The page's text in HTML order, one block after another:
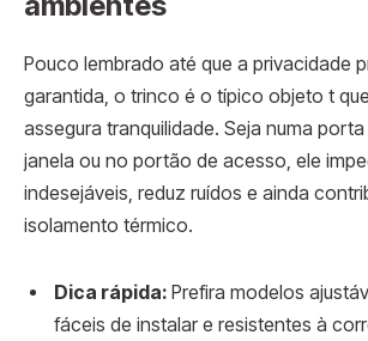
Pouco lembrado até que a privacidade
garantida, o trinco é o típico objeto t
assegura tranquilidade. Seja numa
janela ou no portão de acesso, ele
indesejáveis, reduz ruídos e ainda
isolamento térmico.
Dica rápida: Prefira modelos
fáceis de instalar e resistentes à